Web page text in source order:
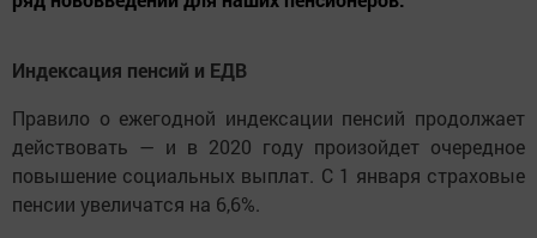
Индексация пенсий и ЕДВ
Правило о ежегодной индексации пенсий продолжает
действовать — и в 2020 году произойдет очередное
повышение социальных выплат. С 1 января страховые
пенсии увеличатся на 6,6%.